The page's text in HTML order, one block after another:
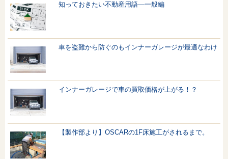
知っておきたい不動産用語—一般編
車を盗難から防ぐのもインナーガレージが最適なわけ
インナーガレージで車の買取価格が上がる！？
【製作部より】OSCARの1F床施工がされるまで。